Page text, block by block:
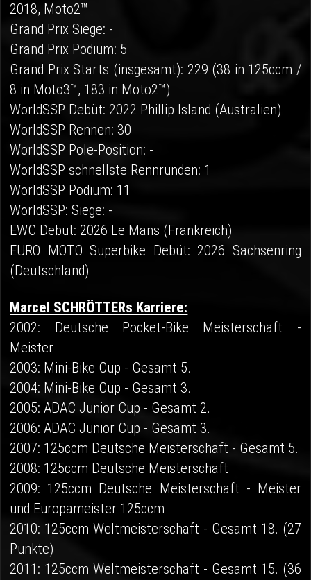
2018, Moto2™
Grand Prix Siege: -
Grand Prix Podium: 5
Grand Prix Starts (insgesamt): 229 (38 in 125ccm /
8 in Moto3™, 183 in Moto2™)
WorldSSP Debüt: 2022 Phillip Island (Australien)
WorldSSP Rennen: 30
WorldSSP Pole-Position: -
WorldSSP schnellste Rennrunden: 1
WorldSSP Podium: 11
WorldSSP: Siege: -
EWC Debüt: 2026 Le Mans (Frankreich)
EURO MOTO Superbike Debüt: 2026 Sachsenring
(Deutschland)
Marcel SCHRÖTTERs Karriere:
2002: Deutsche Pocket-Bike Meisterschaft -
Meister
2003: Mini-Bike Cup - Gesamt 5.
2004: Mini-Bike Cup - Gesamt 3.
2005: ADAC Junior Cup - Gesamt 2.
2006: ADAC Junior Cup - Gesamt 3.
2007: 125ccm Deutsche Meisterschaft - Gesamt 5.
2008: 125ccm Deutsche Meisterschaft
2009: 125ccm Deutsche Meisterschaft - Meister
und Europameister 125ccm
2010: 125ccm Weltmeisterschaft - Gesamt 18. (27
Punkte)
2011: 125ccm Weltmeisterschaft - Gesamt 15. (36